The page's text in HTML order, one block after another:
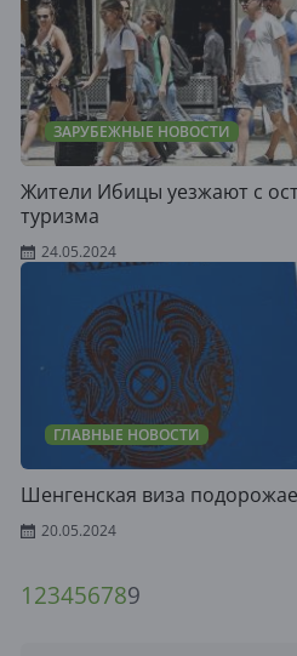
ЗАРУБЕЖНЫЕ НОВОСТИ
Жители Ибицы уезжают с
туризма
24.05.2024
ГЛАВНЫЕ НОВОСТИ
Шенгенская виза
20.05.2024
123456789